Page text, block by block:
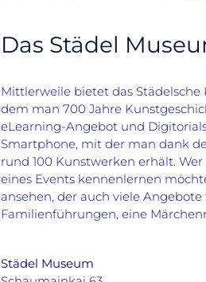
Das Städel
Mittlerweile bietet das
dem man 700 Jahre
eLearning-Angebot und
Smartphone, mit der man dank
rund 100 Kunstwerken erhält.
eines Events kennenlernen
ansehen, der auch viele
Familienführungen, eine
Städel Museum